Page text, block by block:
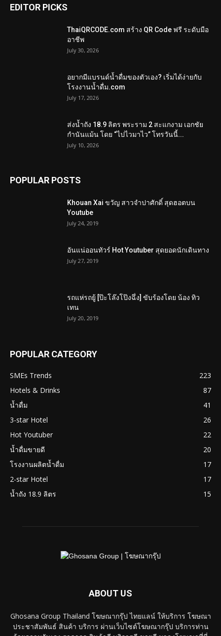
EDITOR PICKS
ThaiQRCODE.com สร้าง QR Code ฟรี ระดับมือ
อาชีพ
July 30, 2026
อยากมีแบรนด์น้ำดื่มของตัวเอง? เริ่มได้ง่ายกับ
โรงงานน้ำดื่ม.com
July 17, 2026
ส่งน้ำถัง 18.9 ลิตร พระราม 2 สะแกงาม เอกชัย
กำนันแม้น โดย “ไปไวมาไว” โทรวันนี้...
July 10, 2026
POPULAR POSTS
Khouan Xai ขวัญ สาวจำปาศักดิ์ สุดฮอตบน
Youtube
July 24, 2019
อันแน่ออนทัวร์ Hot Youtuber สุดยอดนักเดินทาง
July 27, 2019
รถแห่รถยู้ [ป๊ะโล๊งโป๊งฉึ่ง] ขับร้องโดย น้อง ทิว
เทน
July 20, 2019
POPULAR CATEGORY
SMEs Trends
223
Hotels & Drinks
87
น้ำดื่ม
41
3-star Hotel
26
Hot Youtuber
22
น้ำดื่มขายดี
20
โรงงานผลิตน้ำดื่ม
17
2-star Hotel
17
น้ำถัง 18.9 ลิตร
15
ABOUT US
Ghosana Group Thailand โฆษณากรุ๊ป ไทยแลน์ ให้บริการ โฆษณา
ประชาสัมพันธ์ สินค้า บริการ ผ่านเว็บไซต์โฆษณากรุ๊ป บริการท่าน